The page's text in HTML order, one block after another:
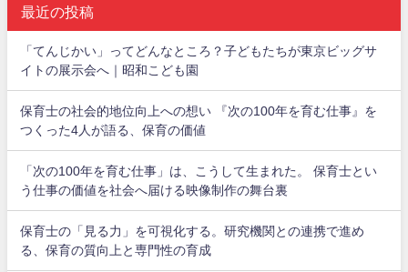
最近の投稿
「てんじかい」ってどんなところ？子どもたちが東京ビッグサ
イトの展示会へ｜昭和こども園
保育士の社会的地位向上への想い 『次の100年を育む仕事』を
つくった4人が語る、保育の価値
「次の100年を育む仕事」は、こうして生まれた。 保育士とい
う仕事の価値を社会へ届ける映像制作の舞台裏
保育士の「見る力」を可視化する。研究機関との連携で進め
る、保育の質向上と専門性の育成